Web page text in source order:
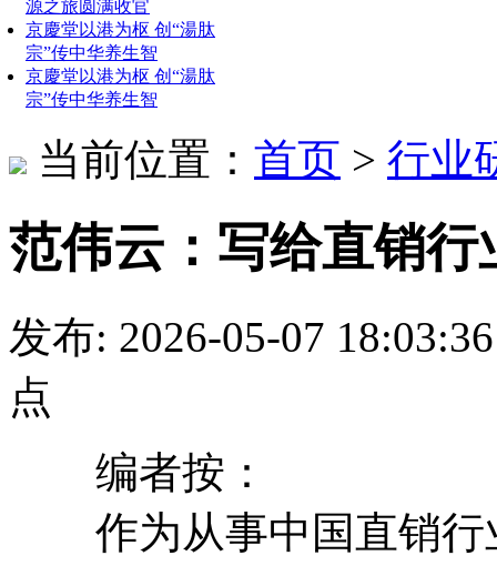
源之旅圆满收官
京慶堂以港为枢 创“湯肽
宗”传中华养生智
京慶堂以港为枢 创“湯肽
宗”传中华养生智
当前位置： 首页 > 行业
范伟云：写给直销
发布: 2026-05-07
点
编者按：
作为从事中国直销行